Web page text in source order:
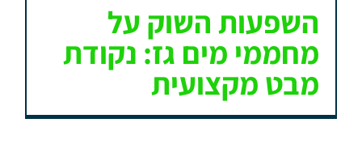
השפעות השוק על
מחממי מים גז: נקודת
מבט מקצועית